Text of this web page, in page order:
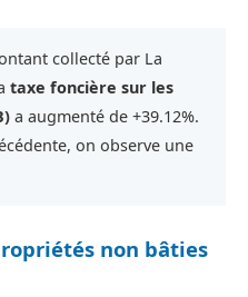
collecté par La
taxe foncière sur les
a augmenté de +39.12%.
on observe une
non bâties